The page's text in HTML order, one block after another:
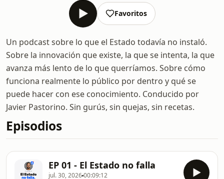
Favoritos
Un podcast sobre lo que el Estado todavía no instaló.
Sobre la innovación que existe, la que se intenta, la que
avanza más lento de lo que querríamos. Sobre cómo
funciona realmente lo público por dentro y qué se
puede hacer con ese conocimiento. Conducido por
Javier Pastorino. Sin gurús, sin quejas, sin recetas.
Episodios
EP 01 - El Estado no falla
jul. 30, 202600:09:12